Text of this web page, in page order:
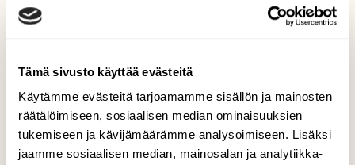
Tämä sivusto käyttää evästeitä
Käytämme evästeitä tarjoamamme sisällön ja mainosten
räätälöimiseen, sosiaalisen median ominaisuuksien
tukemiseen ja kävijämäärämme analysoimiseen. Lisäksi
jaamme sosiaalisen median, mainosalan ja analytiikka-
Voiko kansallispuistoa
ostaa?